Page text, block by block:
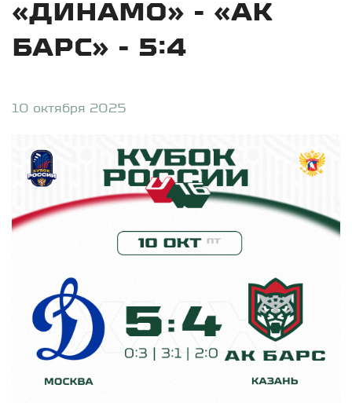
«ДИНАМО» - «АК
БАРС» - 5:4
10 октября 2025